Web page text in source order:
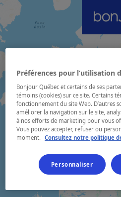
Passer au contenu principal
Préférences pour l’utilisation
Bonjour Québec et certains de ses
témoins (cookies) sur ce site. Certains
fonctionnement du site Web. D’autres
améliorer la navigation sur le site,
à nos efforts de marketing pour vous
Vous pouvez accepter, refuser ou
moment. Consultez notre politique
Personnaliser